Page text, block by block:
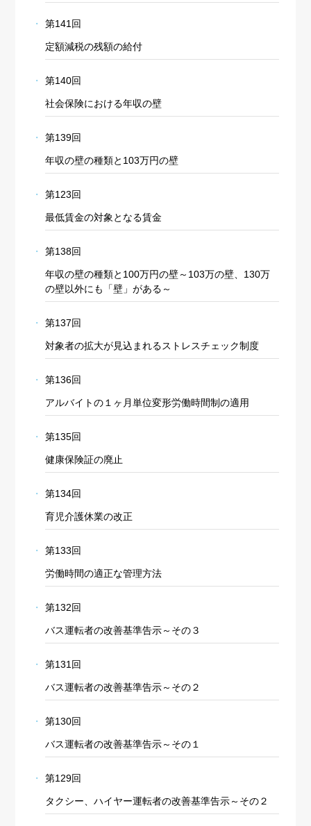
第141回
定額減税の残額の給付
第140回
社会保険における年収の壁
第139回
年収の壁の種類と103万円の壁
第123回
最低賃金の対象となる賃金
第138回
年収の壁の種類と100万円の壁～103万の壁、130万
の壁以外にも「壁」がある～
第137回
対象者の拡大が見込まれるストレスチェック制度
第136回
アルバイトの１ヶ月単位変形労働時間制の適用
第135回
健康保険証の廃止
第134回
育児介護休業の改正
第133回
労働時間の適正な管理方法
第132回
バス運転者の改善基準告示～その３
第131回
バス運転者の改善基準告示～その２
第130回
バス運転者の改善基準告示～その１
第129回
タクシー、ハイヤー運転者の改善基準告示～その２